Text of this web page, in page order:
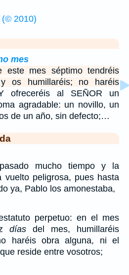
(© 2010)
mes
este mes séptimo tendréis
os humillaréis; no haréis
ofreceréis al SEÑOR un
agradable: un novillo, un
de un año, sin defecto;…
mucho tiempo y la
vuelto peligrosa, pues hasta
ya, Pablo los amonestaba,
perpetuo: en el mes
días del mes, humillaréis
haréis obra alguna, ni el
reside entre vosotros;